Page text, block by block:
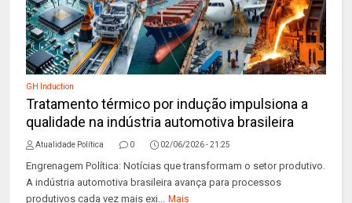
GH Induction
Tratamento térmico por indução impulsiona a
qualidade na indústria automotiva brasileira
Atualidade Política 0 02/06/2026 - 21:25
Engrenagem Política: Notícias que transformam o setor produtivo.
A indústria automotiva brasileira avança para processos
produtivos cada vez mais exi... Mais